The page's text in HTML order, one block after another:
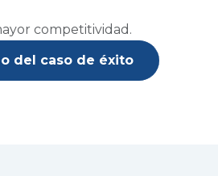
competitividad.
del caso de éxito